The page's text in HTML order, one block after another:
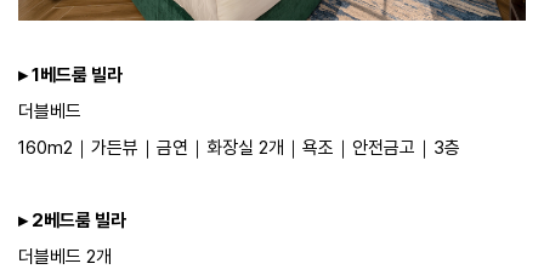
▸ 1베드룸 빌라
더블베드
160m2｜​가든뷰｜​​​금연｜​화장실 2개｜​욕조｜​안전금고​​​​​​｜​3층
▸ 2베드룸 빌라
더블베드 2개